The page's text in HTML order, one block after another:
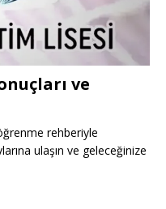
ve
rehberiyle
ulaşın ve geleceğinize